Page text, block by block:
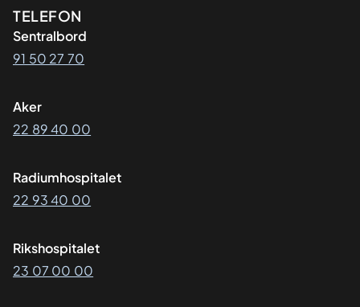
Kontaktinformasjon
TELEFON
Sentralbord
91 50 27 70
Aker
22 89 40 00
Radiumhospitalet
22 93 40 00
Rikshospitalet
23 07 00 00